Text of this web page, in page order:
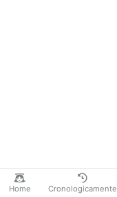
Home Cronologicamente